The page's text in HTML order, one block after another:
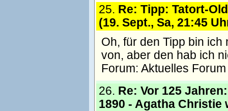
25. Re: Tipp: Tatort-
(19. Sept., Sa, 21:45
Oh, für den Tipp bin
von, aber den hab ich
Forum: Aktuelles Forum
26. Re: Vor 125
1890 - Agatha Christie